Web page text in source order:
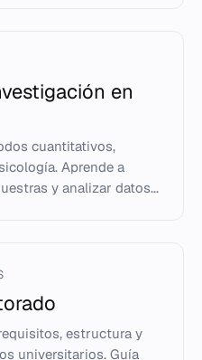
en
cuantitativos,
Aprende a
y analizar datos...
estructura y
universitarios. Guía